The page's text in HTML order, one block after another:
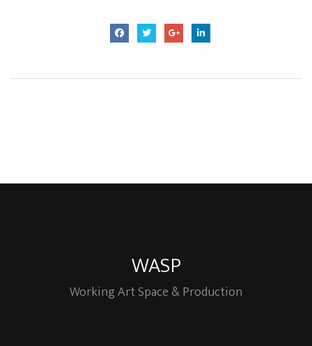
WASP
Working Art Space & Production